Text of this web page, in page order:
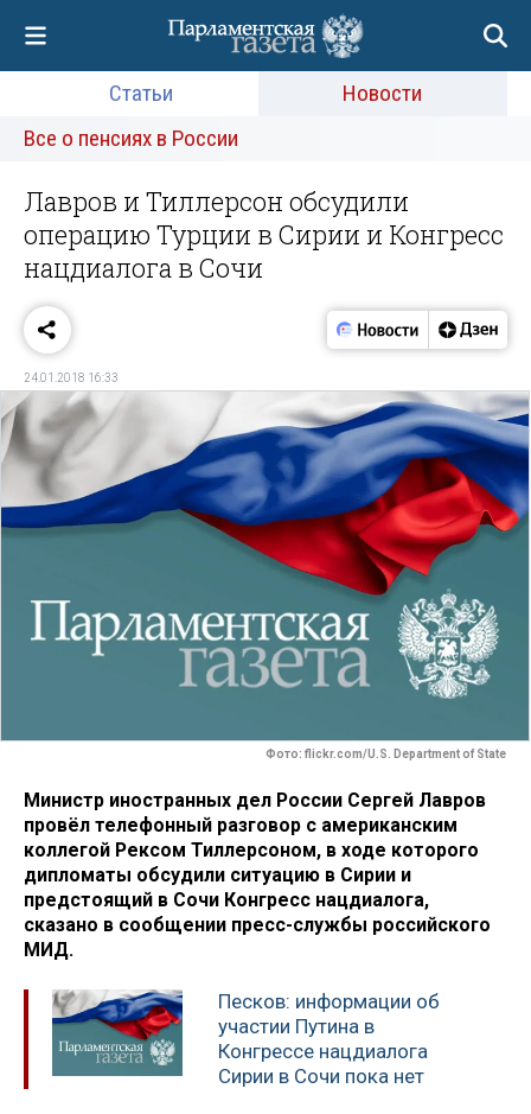
Статьи
Новости
Все о пенсиях в России
Лавров и Тиллерсон обсудили
операцию Турции в Сирии и Конгресс
нацдиалога в Сочи
24.01.2018 16:33
Фото: flickr.com/U.S. Department of State
Министр иностранных дел России Сергей Лавров
провёл телефонный разговор с американским
коллегой Рексом Тиллерсоном, в ходе которого
дипломаты обсудили ситуацию в Сирии и
предстоящий в Сочи Конгресс нацдиалога,
сказано в сообщении пресс-службы российского
МИД.
Песков: информации об
участии Путина в
Конгрессе нацдиалога
Сирии в Сочи пока нет